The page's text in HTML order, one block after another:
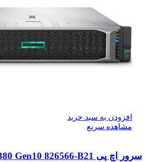
افزودن به سبد خرید
مشاهده سریع
سرور اچ پی DL380 Gen10 826566-B21